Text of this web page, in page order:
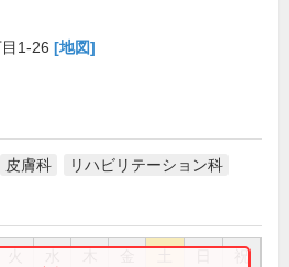
1-26 [地図]
皮膚科 リハビリテーション科
祝